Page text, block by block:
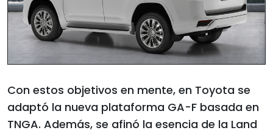
Con estos objetivos en mente, en Toyota se
adaptó la nueva plataforma GA-F basada en
TNGA. Además, se afinó la esencia de la Land